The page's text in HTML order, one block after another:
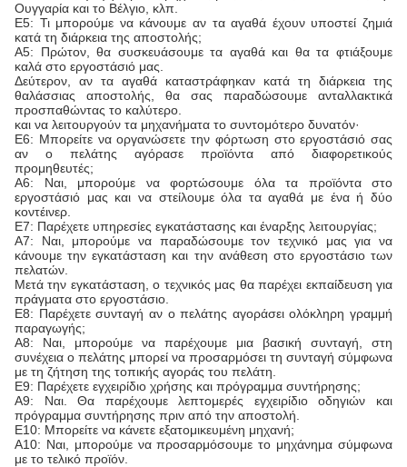
Ουγγαρία και το Βέλγιο, κλπ.
Ε5: Τι μπορούμε να κάνουμε αν τα αγαθά έχουν υποστεί ζημιά
κατά τη διάρκεια της αποστολής;
Α5: Πρώτον, θα συσκευάσουμε τα αγαθά και θα τα φτιάξουμε
καλά στο εργοστάσιό μας.
Δεύτερον, αν τα αγαθά καταστράφηκαν κατά τη διάρκεια της
θαλάσσιας αποστολής, θα σας παραδώσουμε ανταλλακτικά
προσπαθώντας το καλύτερο.
και να λειτουργούν τα μηχανήματα το συντομότερο δυνατόν·
Ε6: Μπορείτε να οργανώσετε την φόρτωση στο εργοστάσιό σας
αν ο πελάτης αγόρασε προϊόντα από διαφορετικούς
προμηθευτές;
Α6: Ναι, μπορούμε να φορτώσουμε όλα τα προϊόντα στο
εργοστάσιό μας και να στείλουμε όλα τα αγαθά με ένα ή δύο
κοντέινερ.
Ε7: Παρέχετε υπηρεσίες εγκατάστασης και έναρξης λειτουργίας;
Α7: Ναι, μπορούμε να παραδώσουμε τον τεχνικό μας για να
κάνουμε την εγκατάσταση και την ανάθεση στο εργοστάσιο των
πελατών.
Μετά την εγκατάσταση, ο τεχνικός μας θα παρέχει εκπαίδευση για
πράγματα στο εργοστάσιο.
Ε8: Παρέχετε συνταγή αν ο πελάτης αγοράσει ολόκληρη γραμμή
παραγωγής;
Α8: Ναι, μπορούμε να παρέχουμε μια βασική συνταγή, στη
συνέχεια ο πελάτης μπορεί να προσαρμόσει τη συνταγή σύμφωνα
με τη ζήτηση της τοπικής αγοράς του πελάτη.
Ε9: Παρέχετε εγχειρίδιο χρήσης και πρόγραμμα συντήρησης;
Α9: Ναι. Θα παρέχουμε λεπτομερές εγχειρίδιο οδηγιών και
πρόγραμμα συντήρησης πριν από την αποστολή.
Ε10: Μπορείτε να κάνετε εξατομικευμένη μηχανή;
Α10: Ναι, μπορούμε να προσαρμόσουμε το μηχάνημα σύμφωνα
με το τελικό προϊόν.